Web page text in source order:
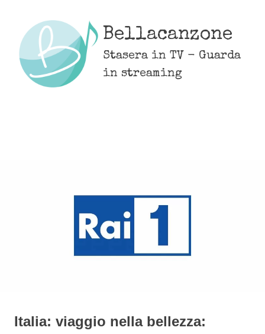
content
Bellacanzone
Stasera in TV - Guarda
in streaming
Italia: viaggio nella bellezza: